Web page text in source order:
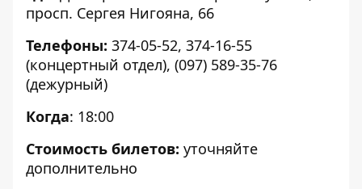
просп. Сергея Нигояна, 66
Телефоны: 374-05-52, 374-16-55
(концертный отдел), (097) 589-35-76
(дежурный)
Когда: 18:00
Стоимость билетов: уточняйте
дополнительно